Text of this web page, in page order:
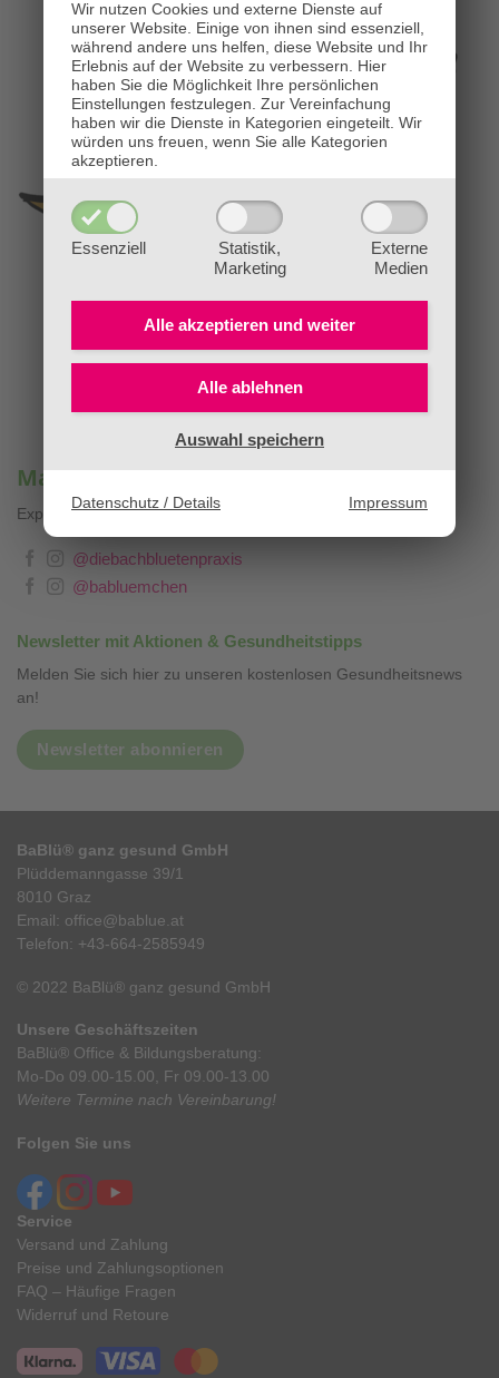
Wir nutzen Cookies und externe Dienste auf
unserer Website. Einige von ihnen sind essenziell,
während andere uns helfen, diese Website und Ihr
Erlebnis auf der Website zu verbessern. Hier
haben Sie die Möglichkeit Ihre persönlichen
Einstellungen festzulegen. Zur Vereinfachung
haben wir die Dienste in Kategorien eingeteilt. Wir
würden uns freuen, wenn Sie alle Kategorien
akzeptieren.
Essenziell
Statistik,
Marketing
Externe
Medien
Alle akzeptieren und weiter
Alle ablehnen
Auswahl speichern
Datenschutz / Details Impressum
Mag. Sandra Stopar & BaBlümchen®
Expertenwissen, Blog & Liebevolles
@diebachbluetenpraxis
@babluemchen
Newsletter mit Aktionen & Gesundheitstipps
Melden Sie sich hier zu unseren kostenlosen Gesundheitsnews
an!
Newsletter abonnieren
BaBlü® ganz gesund GmbH
Plüddemanngasse 39/1
8010 Graz
Email: office@bablue.at
Telefon: +43-664-2585949
© 2022 BaBlü® ganz gesund GmbH
Unsere Geschäftszeiten
BaBlü® Office & Bildungsberatung:
Mo-Do 09.00-15.00, Fr 09.00-13.00
Weitere Termine nach Vereinbarung!
Folgen Sie uns
Service
Versand und Zahlung
Preise und Zahlungsoptionen
FAQ – Häufige Fragen
Widerruf und Retoure